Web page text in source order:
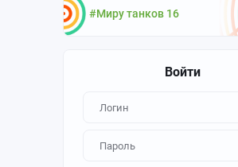
#Миру танков 16
Войти